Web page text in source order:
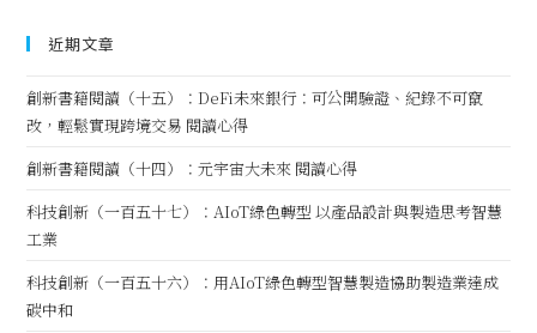
近期文章
創新書籍閱讀（十五）：DeFi未來銀行：可公開驗證、紀錄不可竄
改，輕鬆實現跨境交易 閱讀心得
創新書籍閱讀（十四）：元宇宙大未來 閱讀心得
科技創新（一百五十七）：AIoT綠色轉型 以產品設計與製造思考智慧
工業
科技創新（一百五十六）：用AIoT綠色轉型智慧製造協助製造業達成
碳中和